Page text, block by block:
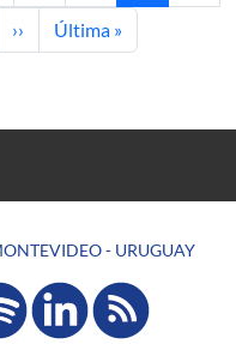
Siguiente página
›› Última página
Última »
- URUGUAY